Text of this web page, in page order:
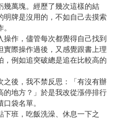
幾萬塊。經歷了幾次這樣的結
明牌是沒用的，不如自己去摸索
作，儘管每次都覺得自己找到
際操作過後，又感覺跟書上理
例如追突破總是追在比較高的
之後，我不禁反思：「有沒有辦
的地方？」於是我改從漲停排行
袋名單。
班，吃飯洗澡、休息一下之